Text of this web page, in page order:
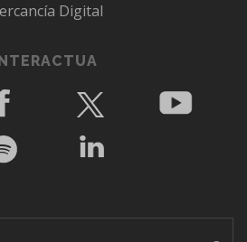
Digital